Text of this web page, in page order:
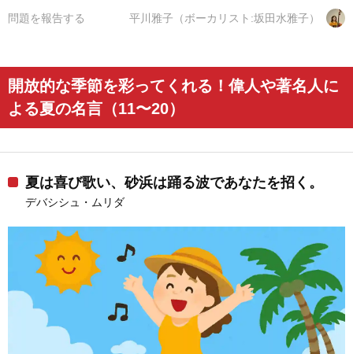
平川雅子（ボーカリスト:坂田水雅子）
問題を報告する
開放的な季節を彩ってくれる！偉人や著名人に
よる夏の名言（11〜20）
夏は喜び歌い、砂浜は踊る波であなたを招く。
デバシシュ・ムリダ